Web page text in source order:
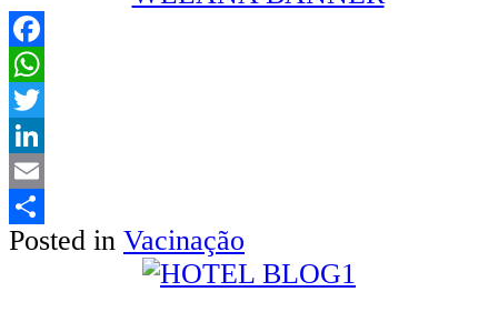
Facebook
WhatsApp
Twitter
LinkedIn
Email
Share
Posted in Vacinação